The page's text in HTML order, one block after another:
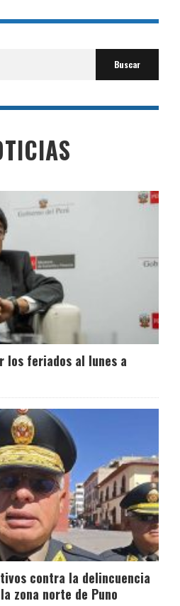
los feriados al lunes a
contra la delincuencia
zona norte de Puno